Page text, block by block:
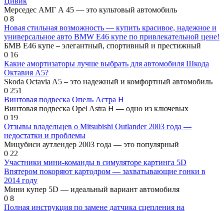
Мерседес АМГ А 45 — это культовый автомобиль
0 8
Новая стильная возможность — купить красивое, надежное и
универсальное авто BMW E46 купе по привлекательной цене!
БМВ Е46 купе – элегантный, спортивный и престижный
0 16
Какие амортизаторы лучше выбрать для автомобиля Шкода
Октавия А5?
Skoda Octavia A5 – это надежный и комфортный автомобиль
0 251
Винтовая подвеска Опель Астра H
Винтовая подвеска Opel Astra H — одно из ключевых
0 19
Отзывы владельцев о Mitsubishi Outlander 2003 года —
недостатки и проблемы
Мицубиси аутлендер 2003 года — это популярный
0 22
Участники мини-команды в симуляторе картинга 5D
Впятером покоряют картодром — захватывающие гонки в
2014 году
Мини купер 5D — идеальный вариант автомобиля
0 8
Полная инструкция по замене датчика сцепления на